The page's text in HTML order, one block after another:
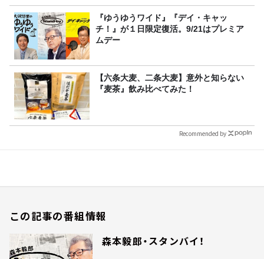
『ゆうゆうワイド』『デイ・キャッ
チ！』が１日限定復活。9/21はプレミア
ムデー
【六条大麦、二条大麦】意外と知らない
『麦茶』飲み比べてみた！
Recommended by
この記事の番組情報
森本毅郎・スタンバイ！